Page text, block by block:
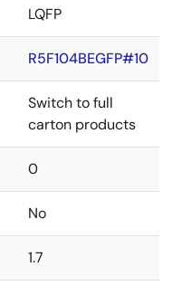
LQFP
R5F104BEGFP#10
Switch to full
carton products
0
No
1.7